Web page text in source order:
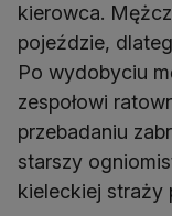
kierowca.
pojeździe,
Po wydobyciu
zespołowi
przebadaniu
starszy
kieleckiej straży